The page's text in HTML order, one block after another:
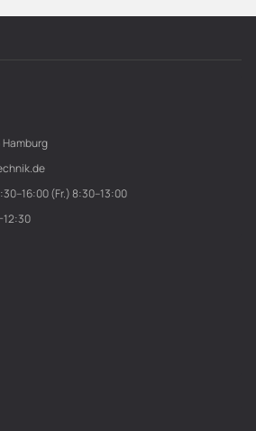
Hamburg
(Fr.) 8:30–13:00
12:30